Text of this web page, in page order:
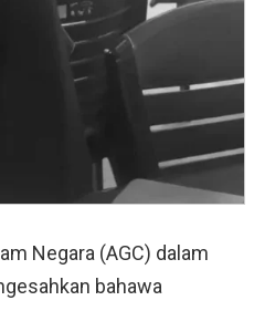
Negara (AGC) dalam
bahawa